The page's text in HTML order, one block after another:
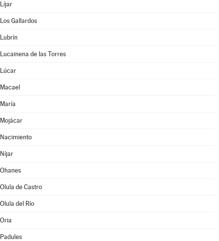
Líjar
Los Gallardos
Lubrín
Lucainena de las Torres
Lúcar
Macael
María
Mojácar
Nacimiento
Níjar
Ohanes
Olula de Castro
Olula del Río
Oria
Padules